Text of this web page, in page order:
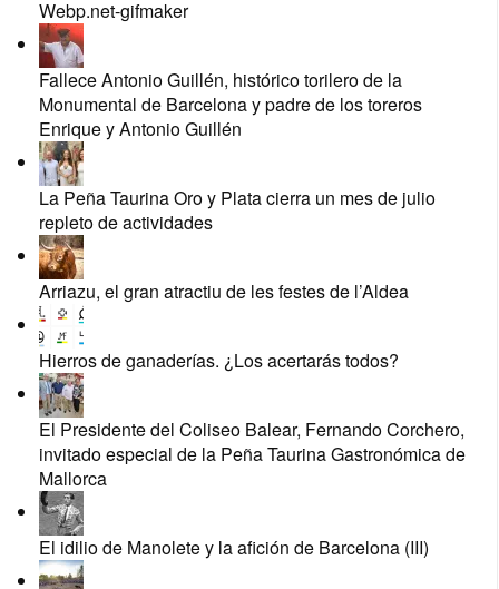
Webp.net-gifmaker
Fallece Antonio Guillén, histórico torilero de la
Monumental de Barcelona y padre de los toreros
Enrique y Antonio Guillén
La Peña Taurina Oro y Plata cierra un mes de julio
repleto de actividades
Arriazu, el gran atractiu de les festes de l’Aldea
Hierros de ganaderías. ¿Los acertarás todos?
El Presidente del Coliseo Balear, Fernando Corchero,
invitado especial de la Peña Taurina Gastronómica de
Mallorca
El idilio de Manolete y la afición de Barcelona (III)